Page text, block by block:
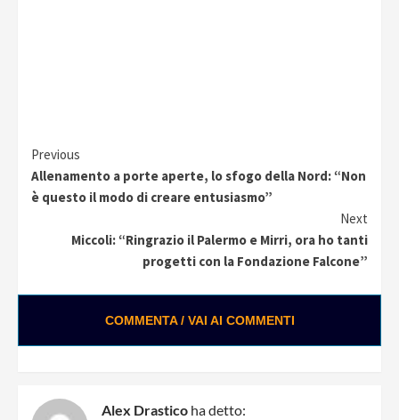
Continue
Reading
Previous
Allenamento a porte aperte, lo sfogo della Nord: “Non
è questo il modo di creare entusiasmo”
Next
Miccoli: “Ringrazio il Palermo e Mirri, ora ho tanti
progetti con la Fondazione Falcone”
COMMENTA / VAI AI COMMENTI
Alex Drastico ha detto: